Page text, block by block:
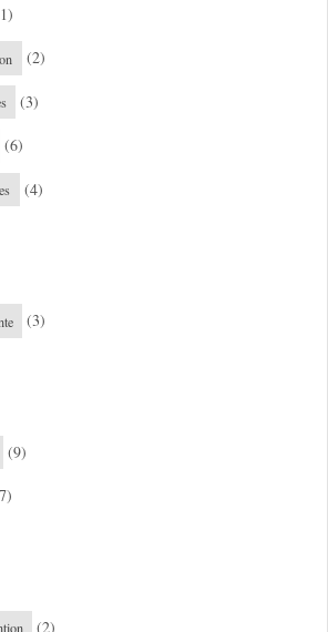
(2)
(3)
(6)
(4)
(3)
(9)
(2)